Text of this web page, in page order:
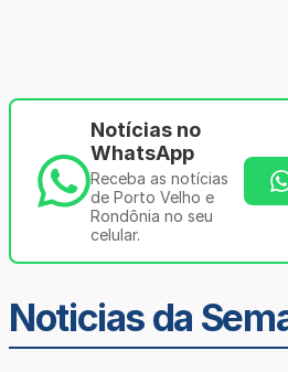
Notícias no
WhatsApp
Receba as notícias
de Porto Velho e
Rondônia no seu
celular.
Noticias da